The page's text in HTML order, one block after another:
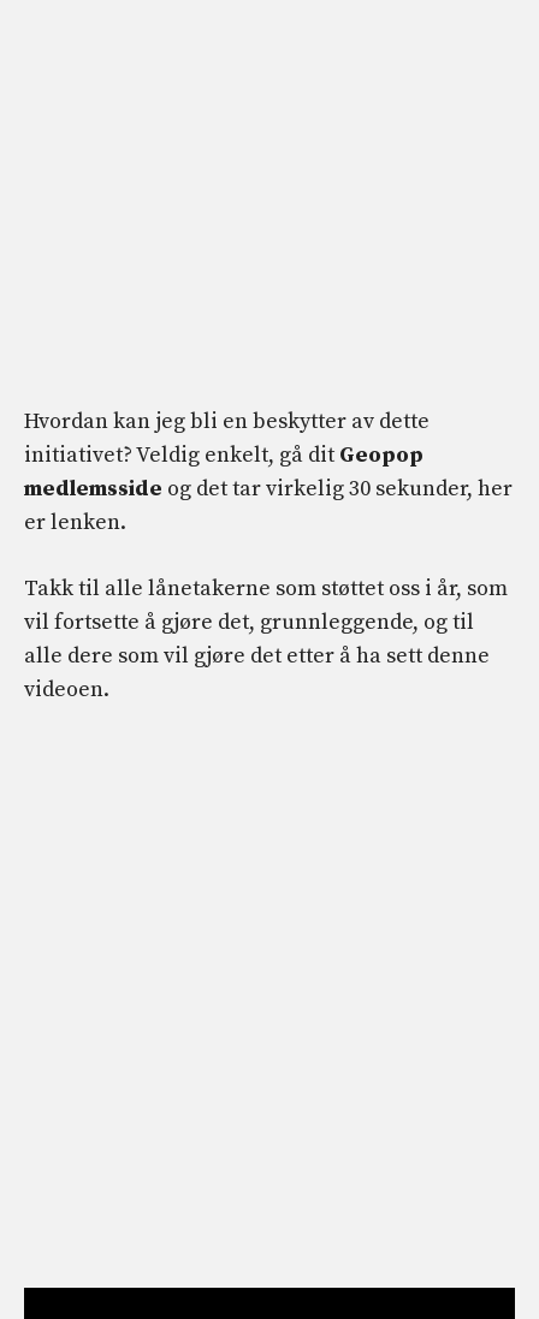
Hvordan kan jeg bli en beskytter av dette
initiativet? Veldig enkelt, gå dit Geopop
medlemsside og det tar virkelig 30 sekunder, her
er lenken.
Takk til alle lånetakerne som støttet oss i år, som
vil fortsette å gjøre det, grunnleggende, og til
alle dere som vil gjøre det etter å ha sett denne
videoen.